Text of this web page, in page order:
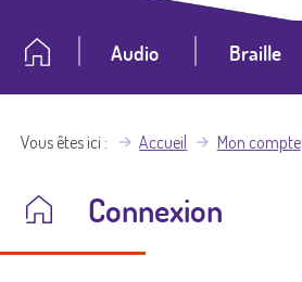
Audio Braille
Vous êtes ici Accueil Mon compte
Connexion